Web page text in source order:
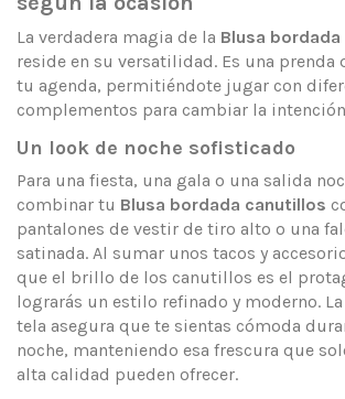
La verdadera magia de la Blusa
reside en su versatilidad. Es una prenda
tu agenda, permitiéndote jugar con
complementos para cambiar la
Un look de noche sofisticado
Para una fiesta, una gala o una salida
combinar tu Blusa bordada canutillos
pantalones de vestir de tiro alto o una
satinada. Al sumar unos tacos y
que el brillo de los canutillos es el
lograrás un estilo refinado y moderno.
tela asegura que te sientas cómoda
noche, manteniendo esa frescura que
alta calidad pueden ofrecer.